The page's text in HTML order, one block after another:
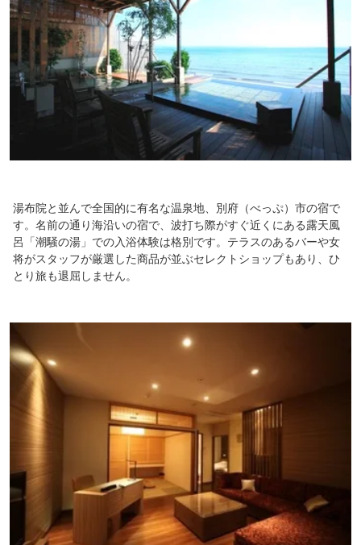
湯布院と並んで全国的に有名な温泉地、別府（べっぷ）市の宿で
す。名前の通り海沿いの宿で、波打ち際がすぐ近くにある露天風
呂「潮騒の湯」での入浴体験は格別です。テラスのあるバーや女
将がスタッフが厳選した商品が並ぶセレクトショップもあり、ひ
とり旅も退屈しません。